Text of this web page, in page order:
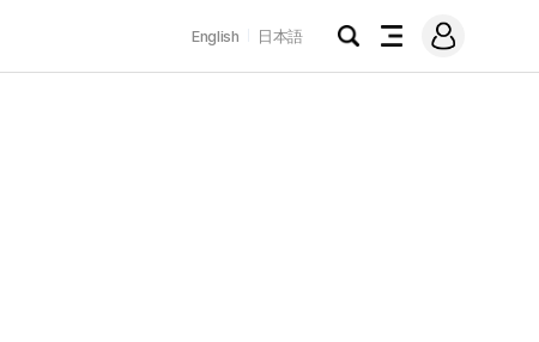
English 日本語
검
전
메
그